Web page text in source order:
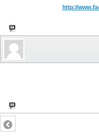
http://